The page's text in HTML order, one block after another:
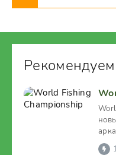
Рекомендуем